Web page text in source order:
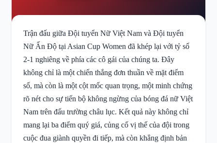
Trận đấu giữa Đội tuyển Nữ Việt Nam và Đội tuyển
Nữ Ấn Độ tại Asian Cup Women đã khép lại với tỷ số
2-1 nghiêng về phía các cô gái của chúng ta. Đây
không chỉ là một chiến thắng đơn thuần về mặt điểm
số, mà còn là một cột mốc quan trọng, một minh chứng
rõ nét cho sự tiến bộ không ngừng của bóng đá nữ Việt
Nam trên đấu trường châu lục. Kết quả này không chỉ
mang lại ba điểm quý giá, củng cố vị thế của đội trong
cuộc đua giành quyền đi tiếp, mà còn khẳng định bản